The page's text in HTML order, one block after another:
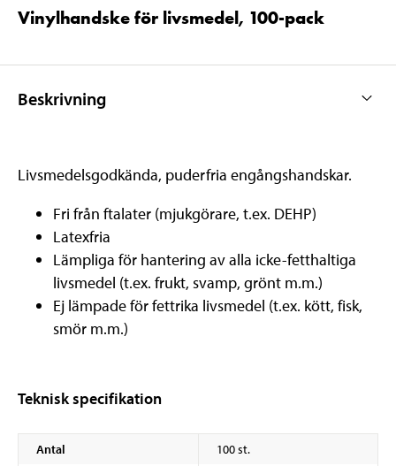
Vinylhandske för livsmedel, 100-pack
Beskrivning
Livsmedelsgodkända, puderfria engångshandskar.
Fri från ftalater (mjukgörare, t.ex. DEHP)
Latexfria
Lämpliga för hantering av alla icke-fetthaltiga
livsmedel (t.ex. frukt, svamp, grönt m.m.)
Ej lämpade för fettrika livsmedel (t.ex. kött, fisk,
smör m.m.)
Teknisk specifikation
Antal
100 st.